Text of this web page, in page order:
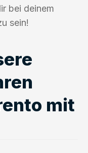
bei deinem
sein!
mit